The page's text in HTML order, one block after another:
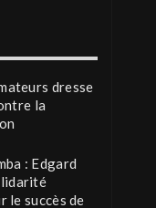
dresse
la
: Edgard
le succès de